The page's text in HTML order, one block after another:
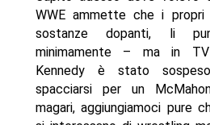
WWE ammette che i
sostanze dopanti, li
minimamente – ma in
Kennedy è stato
spacciarsi per un
magari, aggiungiamoci pure